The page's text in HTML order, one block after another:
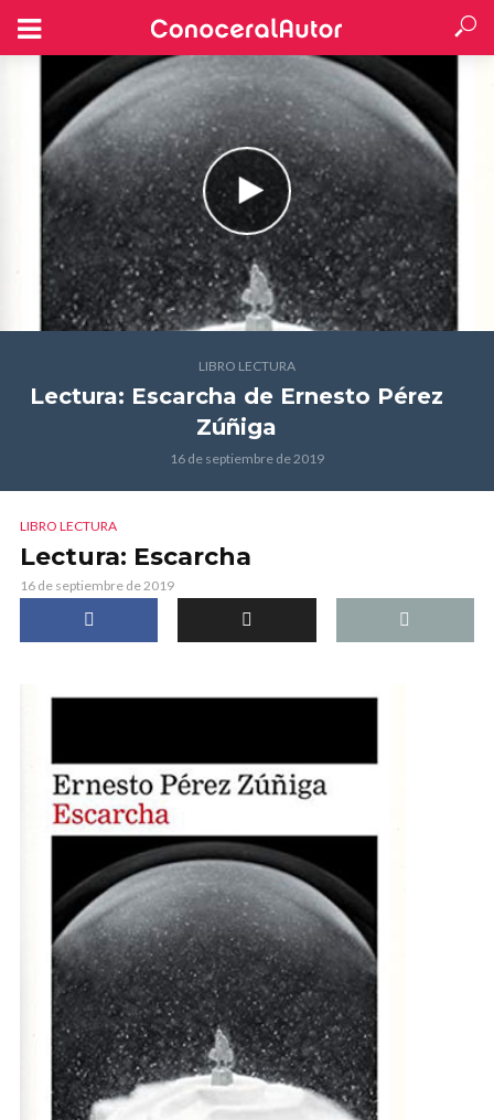
LIBRO LECTURA
Lectura: Escarcha de Ernesto Pérez
Zúñiga
16 de septiembre de 2019
LIBRO LECTURA
Lectura: Escarcha
16 de septiembre de 2019